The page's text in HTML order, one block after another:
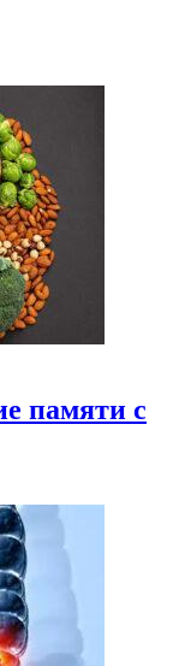
памяти с